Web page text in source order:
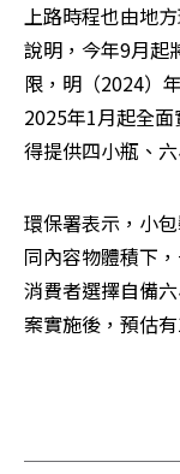
上路時程也由地
說明，今年9月起
限，明（2024）
2025年1月起全
得提供四小瓶、六
環保署表示，小
同內容物體積下
消費者選擇自備
案實施後，預估